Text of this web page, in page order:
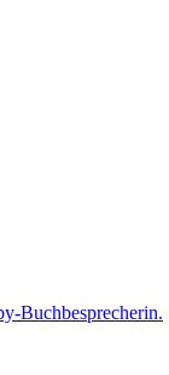
Buchbesprecherin.